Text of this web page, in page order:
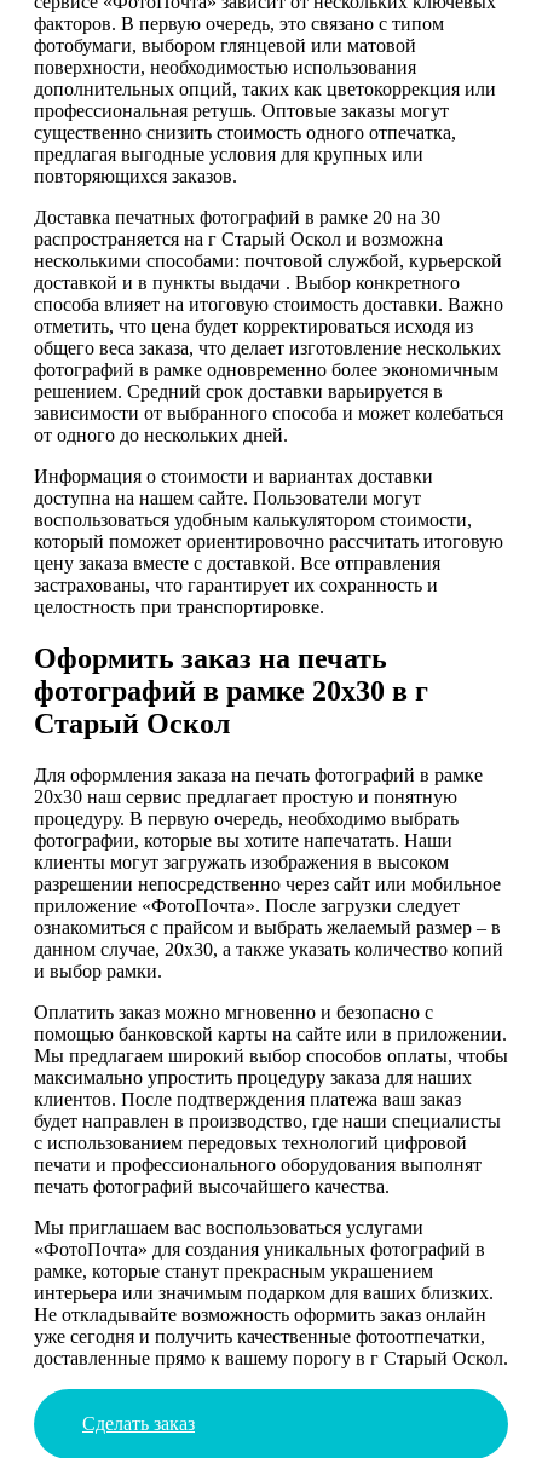
факторов. В первую очередь, это связано с типом
фотобумаги, выбором глянцевой или матовой
поверхности, необходимостью использования
дополнительных опций, таких как цветокоррекция или
профессиональная ретушь. Оптовые заказы могут
существенно снизить стоимость одного отпечатка,
предлагая выгодные условия для крупных или
повторяющихся заказов.
Доставка печатных фотографий в рамке 20 на 30
распространяется на г Старый Оскол и возможна
несколькими способами: почтовой службой, курьерской
доставкой и в пункты выдачи . Выбор конкретного
способа влияет на итоговую стоимость доставки. Важно
отметить, что цена будет корректироваться исходя из
общего веса заказа, что делает изготовление нескольких
фотографий в рамке одновременно более экономичным
решением. Средний срок доставки варьируется в
зависимости от выбранного способа и может колебаться
от одного до нескольких дней.
Информация о стоимости и вариантах доставки
доступна на нашем сайте. Пользователи могут
воспользоваться удобным калькулятором стоимости,
который поможет ориентировочно рассчитать итоговую
цену заказа вместе с доставкой. Все отправления
застрахованы, что гарантирует их сохранность и
целостность при транспортировке.
Оформить заказ на печать
фотографий в рамке 20х30 в г
Старый Оскол
Для оформления заказа на печать фотографий в рамке
20х30 наш сервис предлагает простую и понятную
процедуру. В первую очередь, необходимо выбрать
фотографии, которые вы хотите напечатать. Наши
клиенты могут загружать изображения в высоком
разрешении непосредственно через сайт или мобильное
приложение «ФотоПочта». После загрузки следует
ознакомиться с прайсом и выбрать желаемый размер – в
данном случае, 20х30, а также указать количество копий
и выбор рамки.
Оплатить заказ можно мгновенно и безопасно с
помощью банковской карты на сайте или в приложении.
Мы предлагаем широкий выбор способов оплаты, чтобы
максимально упростить процедуру заказа для наших
клиентов. После подтверждения платежа ваш заказ
будет направлен в производство, где наши специалисты
с использованием передовых технологий цифровой
печати и профессионального оборудования выполнят
печать фотографий высочайшего качества.
Мы приглашаем вас воспользоваться услугами
«ФотоПочта» для создания уникальных фотографий в
рамке, которые станут прекрасным украшением
интерьера или значимым подарком для ваших близких.
Не откладывайте возможность оформить заказ онлайн
уже сегодня и получить качественные фотоотпечатки,
доставленные прямо к вашему порогу в г Старый Оскол.
Сделать заказ